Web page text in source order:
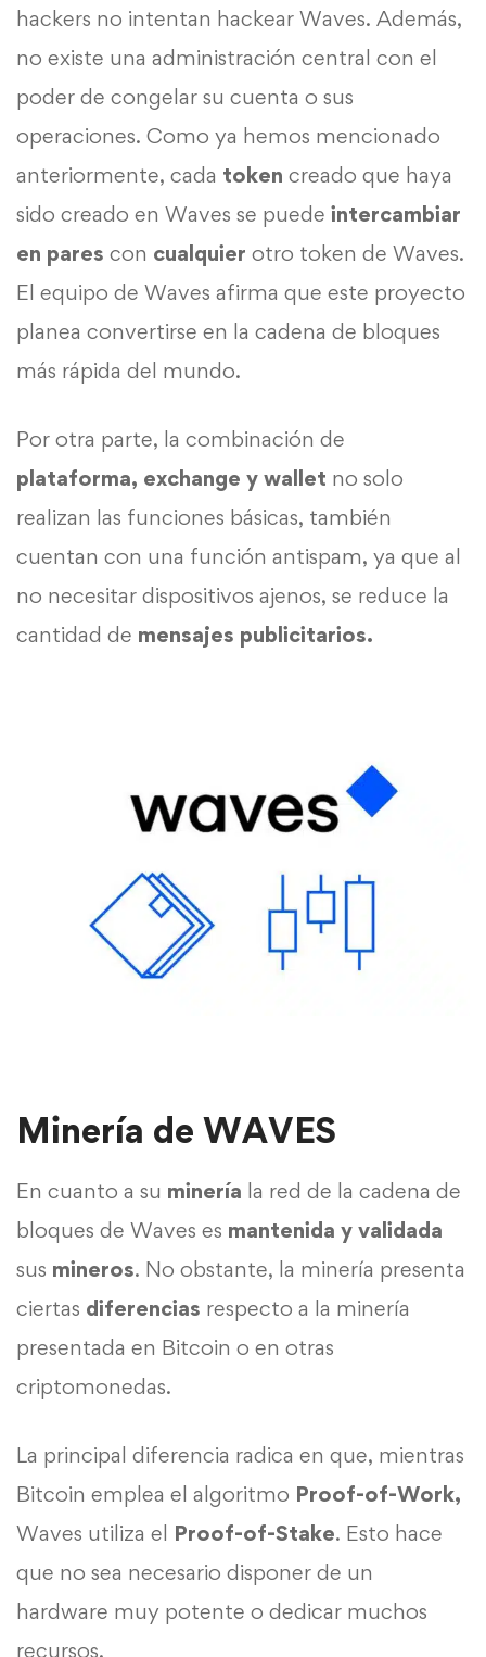
hackers no intentan hackear Waves. Además,
no existe una administración central con el
poder de congelar su cuenta o sus
operaciones. Como ya hemos mencionado
anteriormente, cada token creado que haya
sido creado en Waves se puede intercambiar
en pares con cualquier otro token de Waves.
El equipo de Waves afirma que este proyecto
planea convertirse en la cadena de bloques
más rápida del mundo.
Por otra parte, la combinación de
plataforma, exchange y wallet no solo
realizan las funciones básicas, también
cuentan con una función antispam, ya que al
no necesitar dispositivos ajenos, se reduce la
cantidad de mensajes publicitarios.
Minería de WAVES
En cuanto a su minería la red de la cadena de
bloques de Waves es mantenida y validada
sus mineros. No obstante, la minería presenta
ciertas diferencias respecto a la minería
presentada en Bitcoin o en otras
criptomonedas.
La principal diferencia radica en que, mientras
Bitcoin emplea el algoritmo Proof-of-Work,
Waves utiliza el Proof-of-Stake. Esto hace
que no sea necesario disponer de un
hardware muy potente o dedicar muchos
recursos.